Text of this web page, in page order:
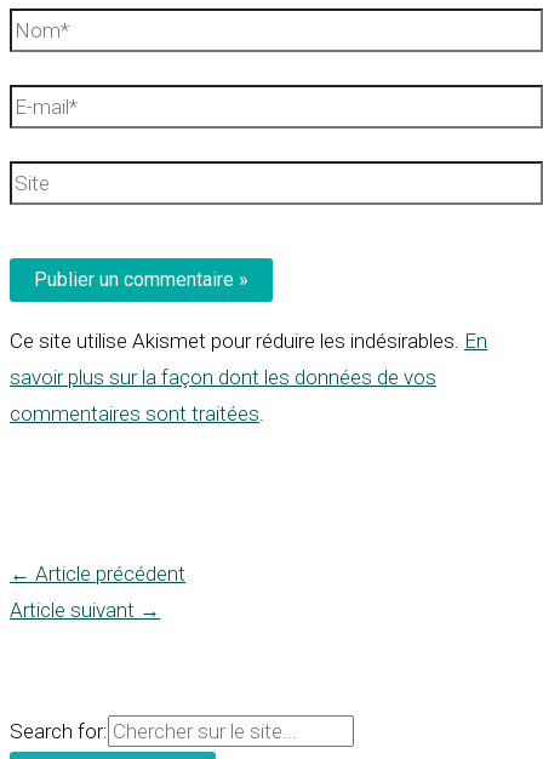
Nom*
E-
Site
Ce site utilise Akismet pour réduire les indésirables. En
savoir plus sur la façon dont les données de vos
commentaires sont traitées
← Article précédent
Article suivant →
Search for: